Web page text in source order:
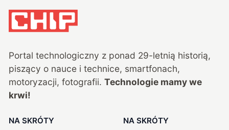
Portal technologiczny z ponad 29-letnią historią,
piszący o nauce i technice, smartfonach,
motoryzacji, fotografii. Technologie mamy we
krwi!
NA SKRÓTY NA SKRÓTY